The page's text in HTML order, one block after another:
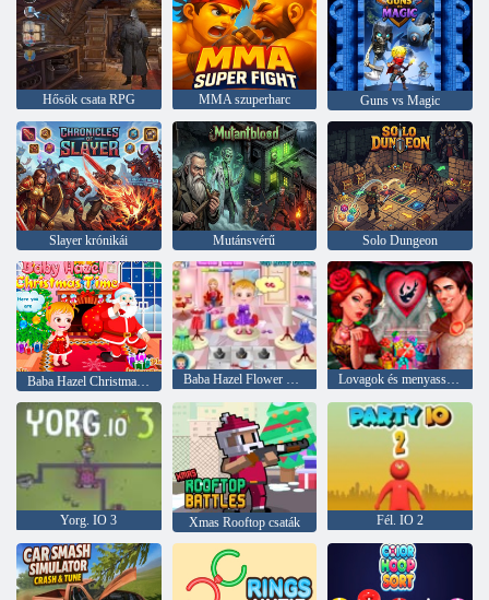
Hősök csata RPG MMA szuperharc Guns vs Magic
Slayer krónikái Mutánsvérű Solo Dungeon
Baba Hazel Flower Girl Lovagok és menyasszonyok
Yorg. IO 3 Xmas Rooftop csaták Fél. IO 2